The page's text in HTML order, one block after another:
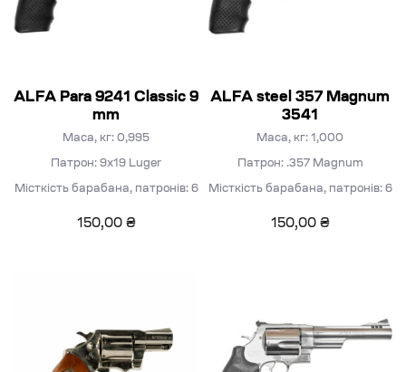
ALFA Para 9241 Classic 9
mm
Маса, кг: 0,995
Патрон: 9х19 Luger
Місткість барабана, патронів: 6
150,00 ₴
ALFA steel 357 Magnum
3541
Маса, кг: 1,000
Патрон: .357 Magnum
Місткість барабана, патронів: 6
150,00 ₴